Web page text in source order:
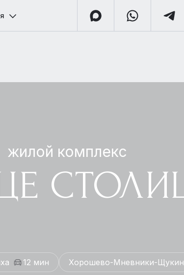
жилой комплекс
12 мин Хорошево-Мневники-